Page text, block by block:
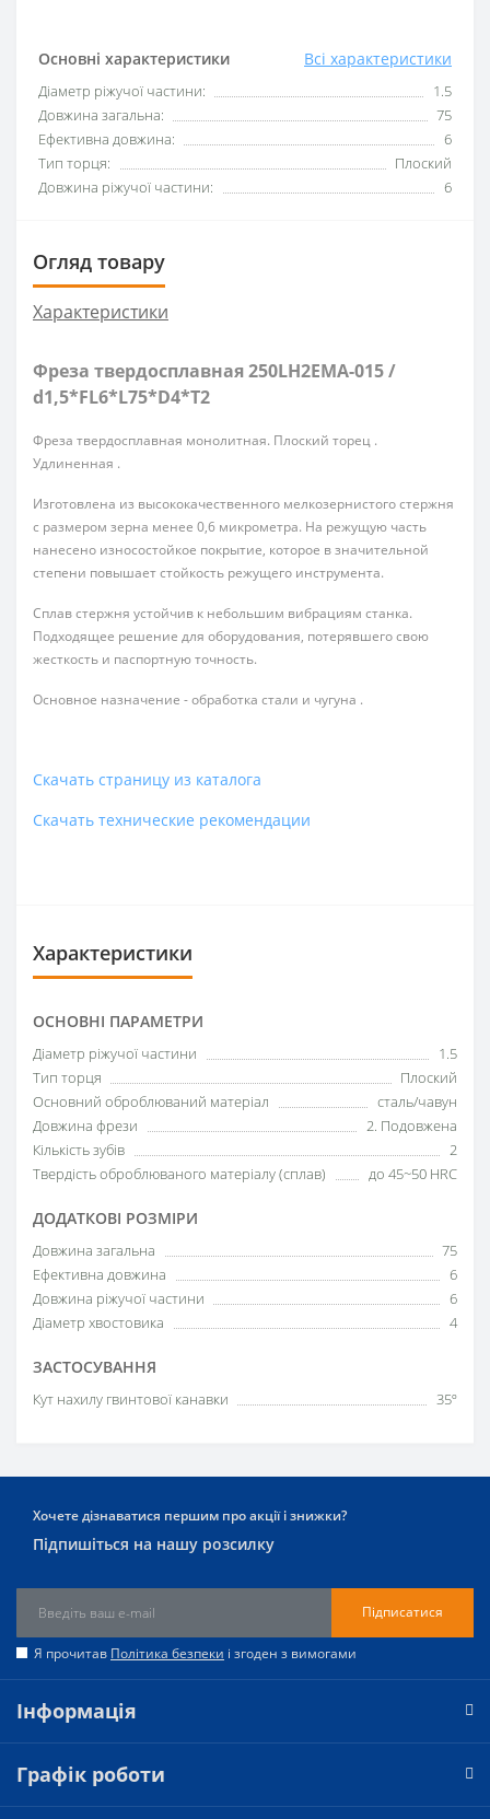
Основні характеристики Всі характеристики
Діаметр ріжучої частини:
1.5
Довжина загальна:
75
Ефективна довжина:
6
Тип торця:
Плоский
Довжина ріжучої частини:
6
Огляд товару
Характеристики
Фреза твердосплавная 250LH2EMA-015 /
d1,5*FL6*L75*D4*T2
Фреза твердосплавная монолитная. Плоский торец .
Удлиненная .
Изготовлена из высококачественного мелкозернистого стержня
с размером зерна менее 0,6 микрометра. На режущую часть
нанесено износостойкое покрытие, которое в значительной
степени повышает стойкость режущего инструмента.
Сплав стержня устойчив к небольшим вибрациям станка.
Подходящее решение для оборудования, потерявшего свою
жесткость и паспортную точность.
Основное назначение - обработка стали и чугуна .
Скачать страницу из каталога
Скачать технические рекомендации
Характеристики
ОСНОВНІ ПАРАМЕТРИ
Діаметр ріжучої частини
1.5
Тип торця
Плоский
Основний оброблюваний матеріал
сталь/чавун
Довжина фрези
2. Подовжена
Кількість зубів
2
Твердість оброблюваного матеріалу (сплав)
до 45~50 HRC
ДОДАТКОВІ РОЗМІРИ
Довжина загальна
75
Ефективна довжина
6
Довжина ріжучої частини
6
Діаметр хвостовика
4
ЗАСТОСУВАННЯ
Кут нахилу гвинтової канавки 35º
Хочете дізнаватися першим про акції і знижки?
Підпишіться на нашу розсилку
Підписатися
Я прочитав Політика безпеки і згоден з вимогами
Інформація
Графік роботи